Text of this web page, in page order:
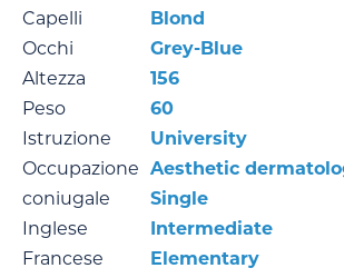
Capelli
Blond
Occhi
Grey-Blue
Altezza
156
Peso
60
Istruzione
University
Occupazione Aesthetic
coniugale
Single
Inglese
Intermediate
Francese
Elementary